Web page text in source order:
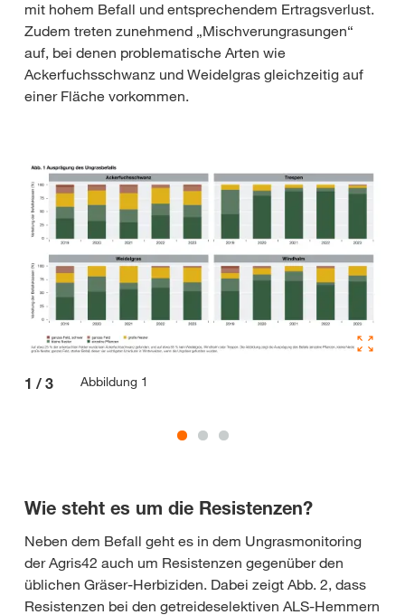
mit hohem Befall und entsprechendem Ertragsverlust.
Zudem treten zunehmend „Mischverungrasungen“
auf, bei denen problematische Arten wie
Ackerfuchsschwanz und Weidelgras gleichzeitig auf
einer Fläche vorkommen.
1 / 3 Abbildung 1
Wie steht es um die Resistenzen?
Neben dem Befall geht es in dem Ungrasmonitoring
der Agris42 auch um Resistenzen gegenüber den
üblichen Gräser-Herbiziden. Dabei zeigt Abb. 2, dass
Resistenzen bei den getreideselektiven ALS-Hemmern